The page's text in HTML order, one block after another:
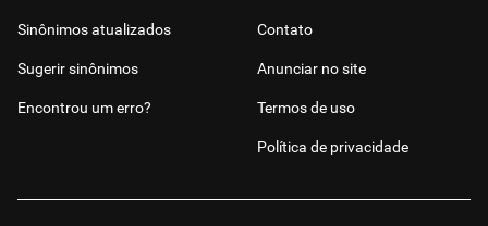
Sinônimos atualizados
Sugerir sinônimos
Encontrou um erro?
Contato
Anunciar no site
Termos de uso
Política de privacidade